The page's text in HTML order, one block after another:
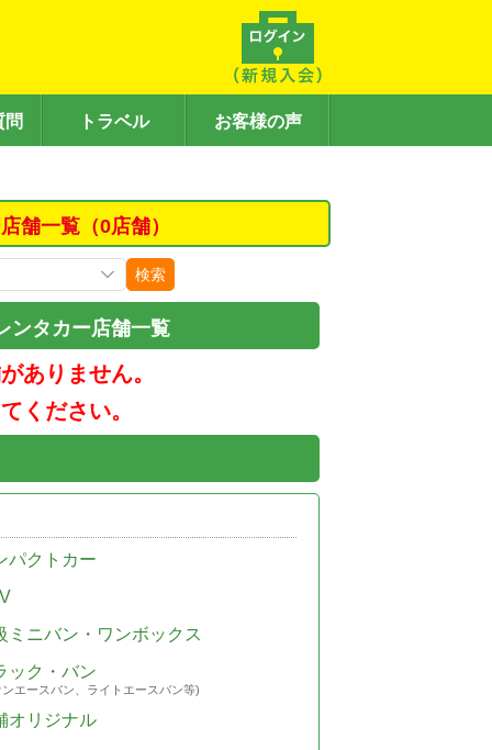
問 トラベル お客様の声
舗一覧（0店舗）
検索
ンタカー店舗一覧
ありません。
ください。
パクトカー
ミニバン・ワンボックス
ック・バン
エースバン、ライトエースバン等)
オリジナル